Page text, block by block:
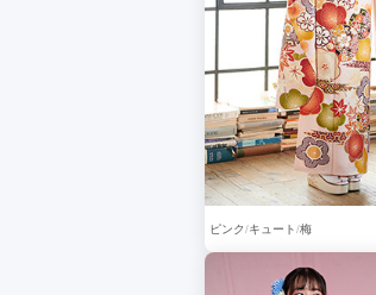
ピンク キュート 梅